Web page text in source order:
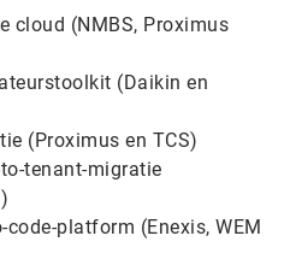
cloud (NMBS, Proximus
(Daikin en
(Proximus en TCS)
tenant-migratie
platform (Enexis, WEM